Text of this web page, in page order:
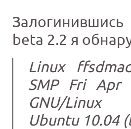
beta 2.2 я
Linux
SMP Fri Apr
GNU/Linux
Ubuntu 10.04